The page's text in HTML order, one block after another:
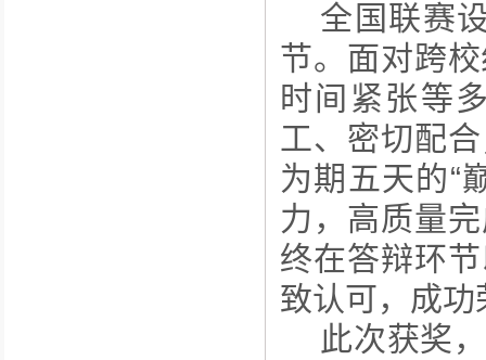
全国联赛
节。面对跨
时间紧张等
工、密切配
为期五天的“
力，高质量
终在答辩环
致认可，成
此次获奖